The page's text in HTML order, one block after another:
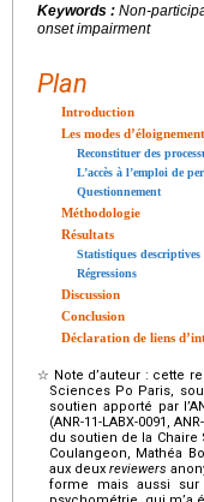
Keywords : Non-
onset impairment
Plan
Introduction
Les modes
Reconstituer des
L’accès à l’emploi de
Questionnement
Méthodologie
Résultats
Statistiques descriptives
Régressions
Discussion
Conclusion
Déclaration de liens
☆ Note d’auteur : cette
Sciences Po Paris,
soutien apporté par
(ANR-11-LABX-0091,
du soutien de la
Coulangeon, Mathéa
aux deuxreviewers
forme mais aussi